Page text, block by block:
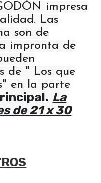
impresa
Las
son de
impronta de
de " Los que
en la parte
La
de 21 x 30